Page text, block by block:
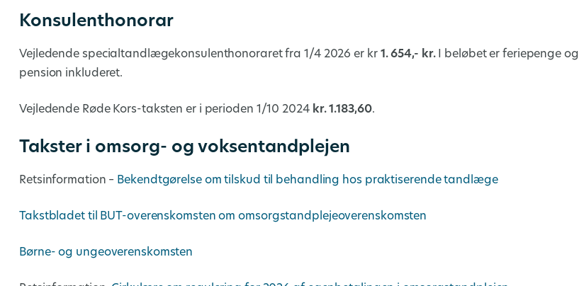
Konsulenthonorar
Vejledende specialtandlægekonsulenthonoraret fra 1/4 2026 er kr 1. 654,- kr.I beløbet er feriepenge og
pension inkluderet.
Vejledende Røde Kors-taksten er i perioden 1/10 2024 kr. 1.183,60.
Takster i omsorg- og voksentandplejen
Retsinformation – Bekendtgørelse om tilskud til behandling hos praktiserende tandlæge
Takstbladet til BUT-overenskomsten om omsorgstandplejeoverenskomsten
Børne- og ungeoverenskomsten